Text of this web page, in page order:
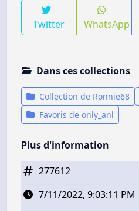
Twitter WhatsApp
Dans ces collections
Collection de Ronnie68
Favoris de only_anl
Plus d'information
277612
7/11/2022, 9:03:11 PM